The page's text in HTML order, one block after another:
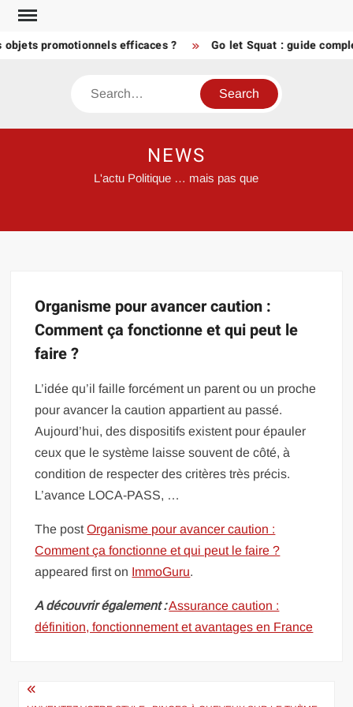
Skip
contentpromotionnels efficaces ? Go let Squat : guide
Search
NEWS
L'actu Politique … mais pas que
Organisme pour avancer caution :
Comment ça fonctionne et qui peut le
faire ?
L’idée qu’il faille forcément un parent ou un proche
pour avancer la caution appartient au passé.
Aujourd’hui, des dispositifs existent pour épauler
ceux que le système laisse souvent de côté, à
condition de respecter des critères très précis.
L’avance LOCA-PASS, …
The postOrganisme pour avancer caution :
Comment ça fonctionne et qui peut le faire ?
appeared first on ImmoGuru.
A découvrir également :Assurance caution :
définition, fonctionnement et avantages en France
Navigation